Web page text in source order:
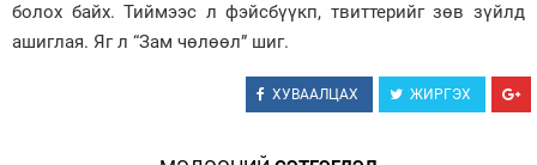
болох байх. Тиймээс л фэйсбүүкп, твиттерийг зөв зүйлд
ашиглая. Яг л “Зам чөлөөл” шиг.
ХУВААЛЦАХ ЖИРГЭХ